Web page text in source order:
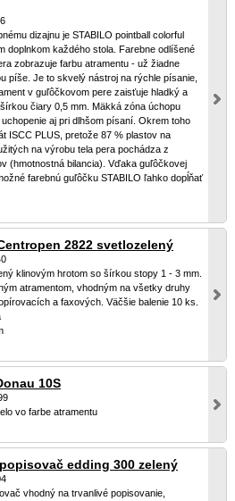
dizajnu je STABILO pointball colorful
doplnkom každého stola. Farebne odlíšené
zobrazuje farbu atramentu - už žiadne
píše. Je to skvelý nástroj na rýchle písanie,
v guľôčkovom pere zaisťuje hladký a
čiary 0,5 mm. Mäkká zóna úchopu
aj pri dlhšom písaní. Okrem toho
ISCC PLUS, pretože 87 % plastov na
na výrobu tela pera pochádza z
(hmotnostná bilancia). Vďaka guľôčkovej
farebnú guľôčku STABILO ľahko dopĺňať
2822 svetlozelený
klinovým hrotom so šírkou stopy 1 - 3 mm.
atramentom, vhodným na všetky druhy
a faxových. Väčšie balenie 10 ks.
10S
vo farbe atramentu
edding 300 zelený
vhodný na trvanlivé popisovanie,